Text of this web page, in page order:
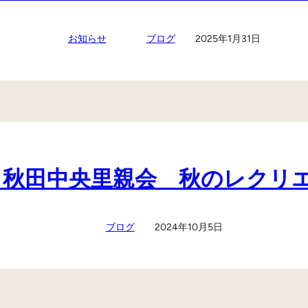
お知らせ ブログ 2025年1月31日
田中央里親会 秋のレクリ
ブログ 2024年10月5日